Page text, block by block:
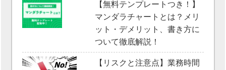
【無料テンプレートつき！】
マンダラチャートとは？メリ
ット・デメリット、書き方に
ついて徹底解説！
【リスクと注意点】業務時間